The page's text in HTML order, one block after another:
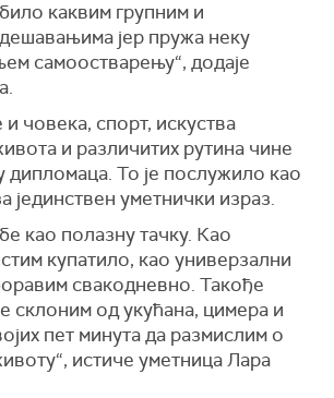
каквим групним и
јер пружа неку
самоостварењу“, додаје
човека, спорт, искуства
и различитих рутина чине
дипломаца. То је послужило као
јединствен уметнички израз.
као полазну тачку. Као
купатило, као универзални
свакодневно. Такође
склоним од укућана, цимера и
пет минута да размислим о
истиче уметница Лара